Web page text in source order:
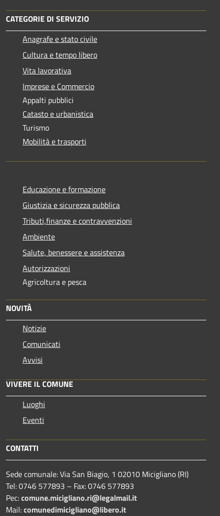
CATEGORIE DI SERVIZIO
Anagrafe e stato civile
Cultura e tempo libero
Vita lavorativa
Imprese e Commercio
Appalti pubblici
Catasto e urbanistica
Turismo
Mobilità e trasporti
Educazione e formazione
Giustizia e sicurezza pubblica
Tributi,finanze e contravvenzioni
Ambiente
Salute, benessere e assistenza
Autorizzazioni
Agricoltura e pesca
NOVITÀ
Notizie
Comunicati
Avvisi
VIVERE IL COMUNE
Luoghi
Eventi
CONTATTI
Sede comunale: Via San Biagio, 1 02010 Micigliano (RI)
Tel: 0746 577893 – Fax: 0746 577893
Pec:comune.micigliano.ri@legalmail.it
Mail:comunedimicigliano@libero.it